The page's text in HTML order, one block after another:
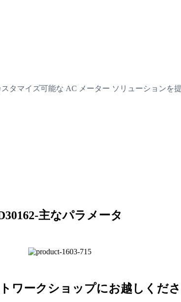
タマイズ可能な AC メーター ソリューションを
-主なパラメータ
ワークショップにお越しくださ